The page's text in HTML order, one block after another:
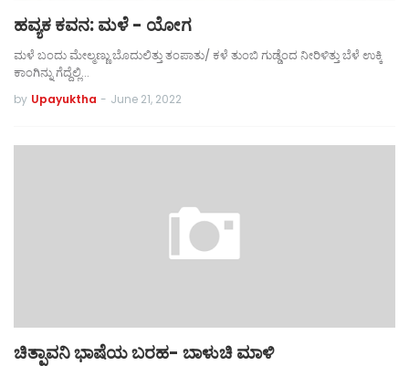
ಹವ್ಯಕ ಕವನ: ಮಳೆ - ಯೋಗ
ಮಳೆ ಬಂದು ಮೇಲ್ಮಣ್ಣು ಬೊದುಲಿತ್ತು ತಂಪಾತು/ ಕಳೆ ತುಂಬಿ ಗುಡ್ಡೆಂದ ನೀರಿಳಿತ್ತು ಬೆಳೆ ಉಕ್ಕಿ
ಕಾಂಗಿನ್ನು ಗೆದ್ದೆಲ್ಲಿ…
by Upayuktha - June 21, 2022
ಚಿತ್ಪಾವನಿ ಭಾಷೆಯ ಬರಹ- ಬಾಳುಚಿ ಮಾಳಿ